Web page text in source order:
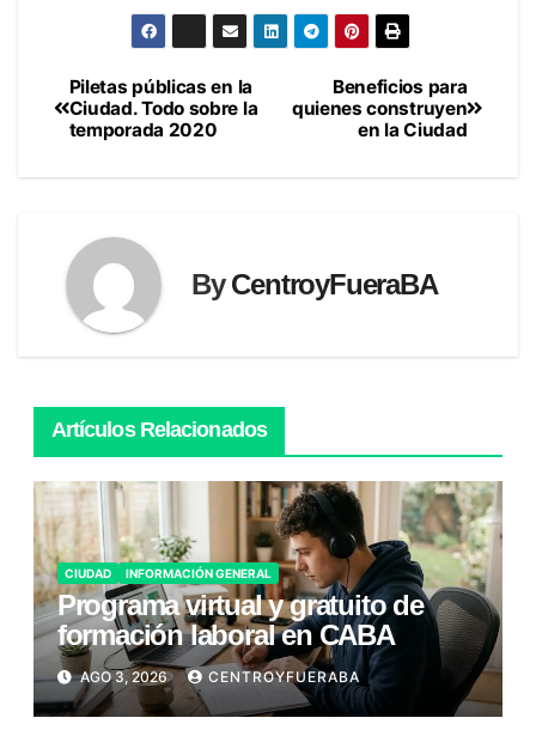
Navegación
de
Beneficios para
quienes construyen
en la Ciudad
Piletas públicas en la
Ciudad. Todo sobre la
temporada 2020
ByCentroyFueraBA
Artículos Relacionados
CIUDAD INFORMACIÓN GENERAL
Programa virtual y gratuito de
formación laboral en CABA
AGO 3, 2026 CENTROYFUERABA